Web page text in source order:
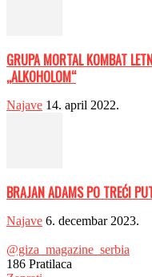
GRUPA MORTAL KOMBAT
,,ALKOHOLOM“
Najave 14. april 2022.
BRAJAN ADAMS PO TREĆI
Najave 6. decembar 2023.
@giza_magazine_serbia
186 Pratilaca